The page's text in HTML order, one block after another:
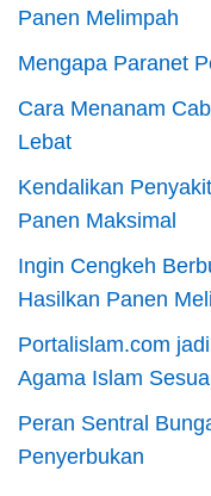
Panen Melimpah
Mengapa Paranet
Cara Menanam
Lebat
Kendalikan
Panen Maksimal
Ingin Cengkeh
Hasilkan Panen
Portalislam.com
Agama Islam
Peran Sentral
Penyerbukan